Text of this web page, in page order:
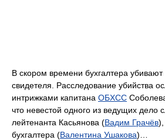
В скором времени бухгалтера убивают
свидетеля. Расследование убийства
интрижками капитана ОБХСС
что невестой одного из ведущих дело
лейтенанта Касьянова (Вадим Грачёв),
бухгалтера (Валентина Ушакова)…